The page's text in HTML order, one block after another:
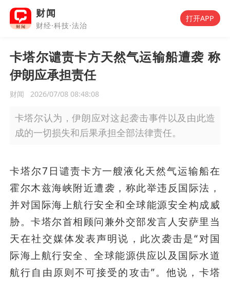
财闻
财经·科技·法治
打开APP
卡塔尔谴责卡方天然气运输船遭袭 称
伊朗应承担责任
财闻 2026/07/08 08:48:08
卡塔尔认为，伊朗应对这起袭击事件以及由此造
成的一切损失和后果承担全部法律责任。
卡塔尔7日谴责卡方一艘液化天然气运输船在
霍尔木兹海峡附近遭袭，称此举违反国际法，
并对国际海上航行安全和全球能源安全构成威
胁。卡塔尔首相顾问兼外交部发言人安萨里当
天在社交媒体发表声明说，此次袭击是“对国
际海上航行安全、全球能源供应以及国际水道
航行自由原则不可接受的攻击”。他说，卡塔